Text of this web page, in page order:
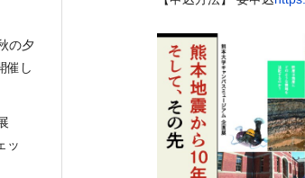
の夕
催し
ッ